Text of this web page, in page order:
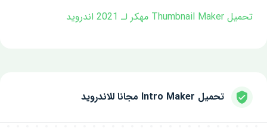
تحميل Thumbnail Maker مهكر لـ 2021 اندرويد
تحميل Intro Maker مجانا للاندرويد